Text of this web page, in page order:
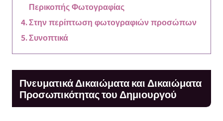
Περικοπής Φωτογραφίας
Στην περίπτωση φωτογραφιών προσώπων
Συνοπτικά
Πνευματικά Δικαιώματα και Δικαιώματα
Προσωπικότητας του Δημιουργού